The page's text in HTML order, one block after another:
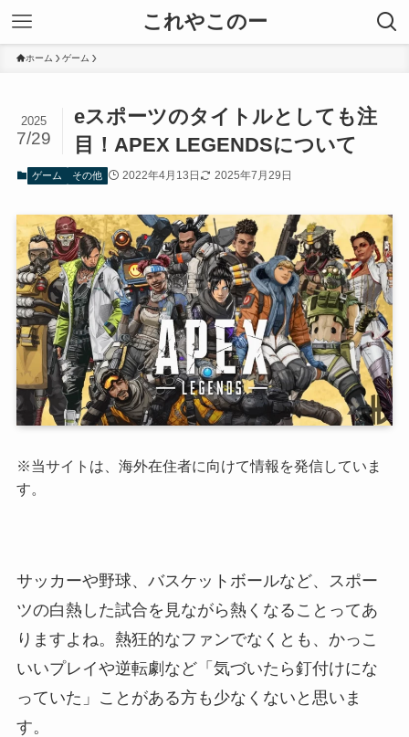
これやこのー
ホーム ゲーム
eスポーツのタイトルとしても注
目！APEX LEGENDSについて
2025
7/29
ゲーム その他 2022年4月13日 2025年7月29日
※当サイトは、海外在住者に向けて情報を発信していま
す。
サッカーや野球、バスケットボールなど、スポー
ツの白熱した試合を見ながら熱くなることってあ
りますよね。熱狂的なファンでなくとも、かっこ
いいプレイや逆転劇など「気づいたら釘付けにな
っていた」ことがある方も少なくないと思いま
す。